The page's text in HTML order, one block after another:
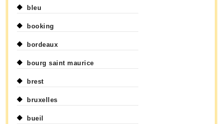
bleu
booking
bordeaux
bourg saint maurice
brest
bruxelles
bueil